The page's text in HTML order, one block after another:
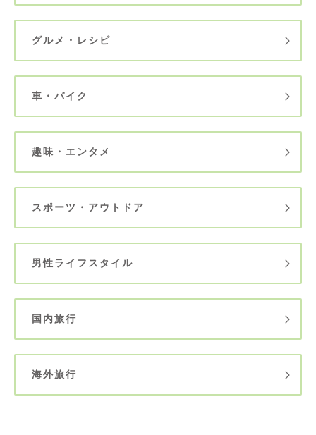
グルメ・レシピ
車・バイク
趣味・エンタメ
スポーツ・アウトドア
男性ライフスタイル
国内旅行
海外旅行